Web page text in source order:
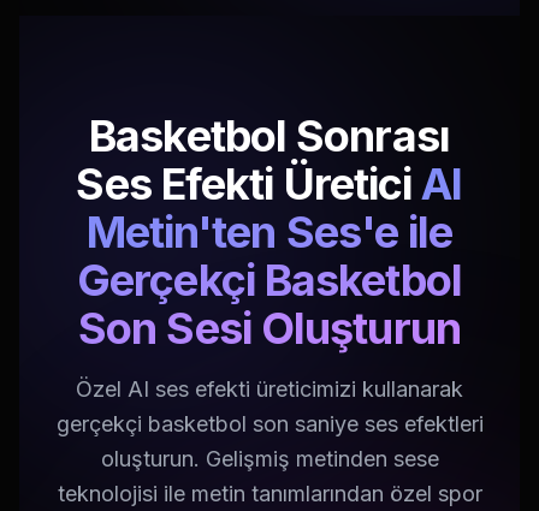
Basketbol Sonrası
Ses Efekti ÜreticiAI
Metin'ten Ses'e ile
Gerçekçi Basketbol
Son Sesi Oluşturun
Özel AI ses efekti üreticimizi kullanarak
gerçekçi basketbol son saniye ses efektleri
oluşturun. Gelişmiş metinden sese
teknolojisi ile metin tanımlarından özel spor